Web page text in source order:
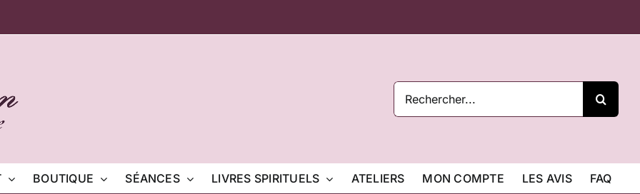
Rechercher:
BOUTIQUE SÉANCES LIVRES SPIRITUELS ATELIERS MON COMPTE LES AVIS FAQ